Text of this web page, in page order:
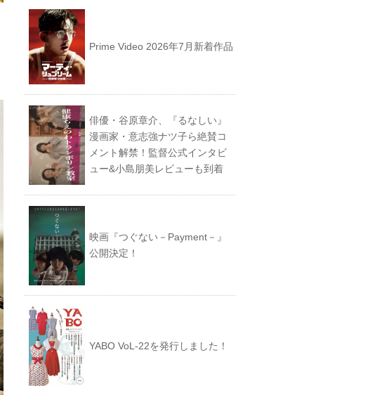
Prime Video 2026年7月新着作品
俳優・谷原章介、『るなしい』
漫画家・意志強ナツ子ら絶賛コ
メント解禁！監督公式インタビ
ュー&小島朋美レビューも到着
映画『つぐない－Payment－』
公開決定！
YABO VoL‐22を発行しました！